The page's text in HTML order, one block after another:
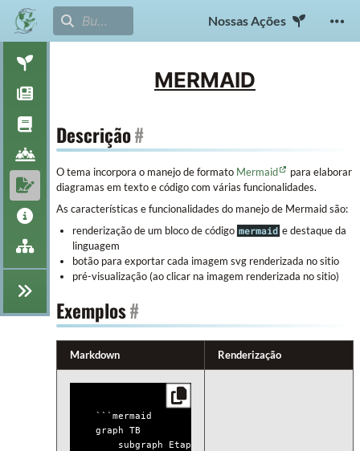
Nossas Ações
MERMAID
Descrição#
O tema incorpora o manejo de formato Mermaid
para elaborar
diagramas em texto e código com várias funcionalidades.
As características e funcionalidades do manejo de Mermaid são:
renderização de um bloco de código mermaid e destaque da
linguagem
botão para exportar cada imagem svg renderizada no sitio
pré-visualização (ao clicar na imagem renderizada no sitio)
Exemplos#
Markdown Renderização
```mermaid
graph TB
    subgraph Etapa 2